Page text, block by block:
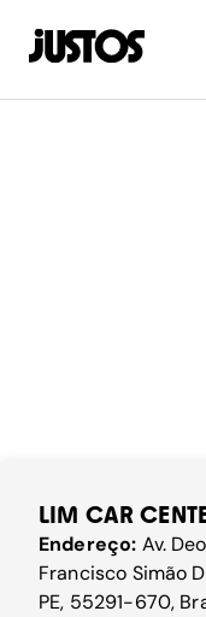
LIM CAR
Endereço: Av.
Francisco Simão
PE, 55291-670,